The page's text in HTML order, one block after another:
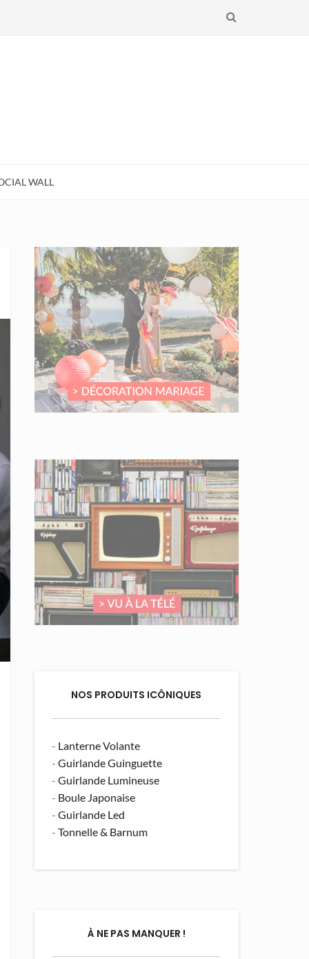
RECHERCHE
WALL
NOS PRODUITS ICÔNIQUES
- Lanterne Volante
-Guirlande Guinguette
-Guirlande Lumineuse
- Boule Japonaise
-Guirlande Led
-Tonnelle & Barnum
À NE PAS MANQUER !